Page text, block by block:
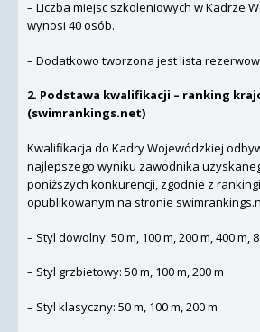
– Liczba miejsc szkoleniowych w Kadrze
wynosi 40 osób.
– Dodatkowo tworzona jest lista
2. Podstawa kwalifikacji – ranking
(swimrankings.net)
Kwalifikacja do Kadry Wojewódzkiej
najlepszego wyniku zawodnika
poniższych konkurencji, zgodnie z
opublikowanym na stronie
– Styl dowolny: 50 m, 100 m, 200 m, 400 m,
– Styl grzbietowy: 50 m, 100 m, 200 m
– Styl klasyczny: 50 m, 100 m, 200 m